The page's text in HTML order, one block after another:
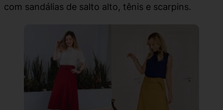
com sandálias de salto alto, tênis e scarpins.